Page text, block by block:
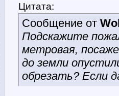
Цитата:
Сообщение от
Подскажите
метровая,
до земли
обрезать? Если